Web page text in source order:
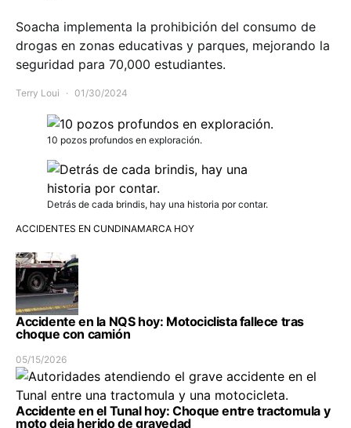
Soacha implementa la prohibición del consumo de
drogas en zonas educativas y parques, mejorando la
seguridad para 70,000 estudiantes.
Terry Loui 01/30/2024
10 pozos profundos en exploración.
Detrás de cada brindis, hay una historia por contar.
ACCIDENTES EN CUNDINAMARCA HOY
Accidente en la NQS hoy: Motociclista fallece tras
choque con camión
05/15/2026
Accidente en el Tunal hoy: Choque entre tractomula y
moto deja herido de gravedad